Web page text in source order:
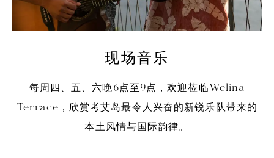
现场音乐
每周四、五、六晚6点至9点，欢迎莅临Welina
Terrace，欣赏考艾岛最令人兴奋的新锐乐队带来的
本土风情与国际韵律。